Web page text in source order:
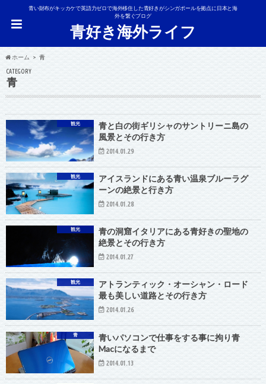
青い財布がキッカケで英語力ゼロで海外移住した青好きがシンガポールを拠点に日本と海
外を繋ぐブログ
青好き海外ライフ
ホーム 青
CATEGORY
青
観光
青と白の街ギリシャのサントリーニ島の
風景とその行き方
2014.01.29
観光
アイスランドにある青い温泉ブルーラグ
ーンの絶景と行き方
2014.01.28
観光
青の洞窟イタリアにある青好きの聖地の
絶景とその行き方
2014.01.27
観光
アトランティック・オーシャン・ロード
最も美しい道路とその行き方
2014.01.26
青
青いパソコンで仕事をする事に拘り青
Macになるまで
2014.01.13